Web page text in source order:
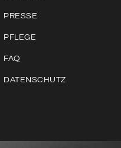
PRESSE
PFLEGE
FAQ
DATENSCHUTZ